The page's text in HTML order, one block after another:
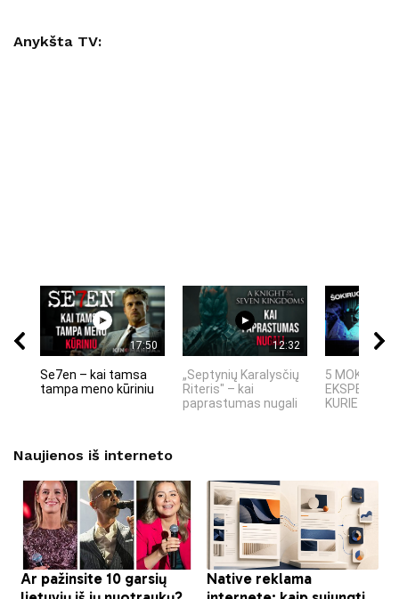
Anykšta TV:
17:50
Se7en – kai tamsa
tampa meno kūriniu
12:32
„Septynių Karalysčių
Riteris" – kai
paprastumas nugali
5 MOKSLINIAI
KURIE
Naujienos iš interneto